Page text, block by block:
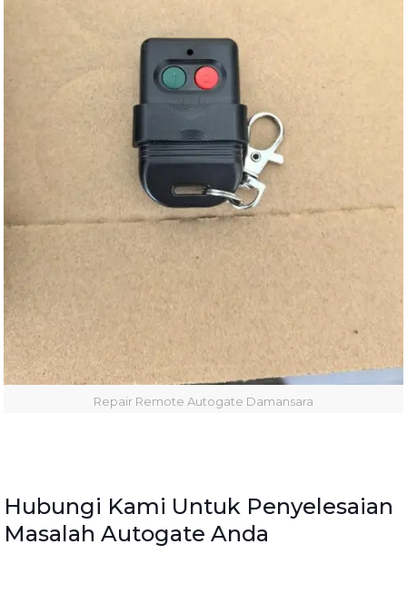
Repair Remote Autogate Damansara
Hubungi Kami Untuk Penyelesaian
Masalah Autogate Anda